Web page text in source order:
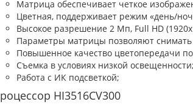
Матрица обеспечивает четкое
Цветная, поддерживает режим «день/
Высокое разрешение 2 Мп, Full HD
Параметры матрицы позволяют снимать
Повышенное качество цветопередачи
Съемка в условиях низкой освещенности;
Работа с ИК подсветкой;
HI3516CV300